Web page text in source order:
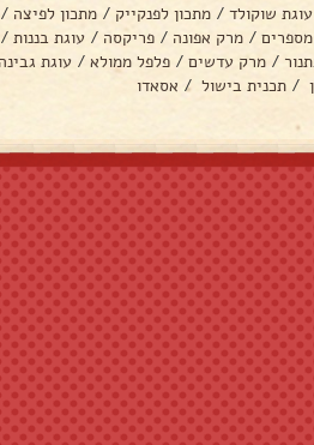
עוגת שוקולד / מתכון לפנקייק / מתכון לפיצה /
/ מרק אפונה / פריקסה / עוגת בננות /
/ מרק עדשים / פלפל ממולא / עוגת
/ תכנית בישול / אסאדו